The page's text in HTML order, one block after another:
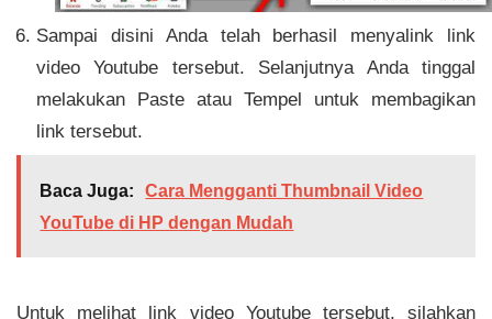
Sampai disini Anda telah berhasil menyalink link
video Youtube tersebut. Selanjutnya Anda tinggal
melakukan Paste atau Tempel untuk membagikan
link tersebut.
Baca Juga:
Cara Mengganti Thumbnail Video
YouTube di HP dengan Mudah
Untuk melihat link video Youtube tersebut, silahkan